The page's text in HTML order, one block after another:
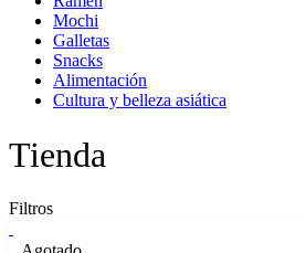
Mochi
Galletas
Snacks
Alimentación
Cultura y belleza asiática
Tienda
Filtros